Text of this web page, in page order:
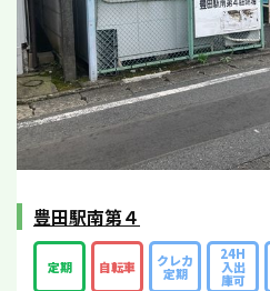
豊田駅南第４
定期 自転車 クレカ
定期
24H
入出
庫可